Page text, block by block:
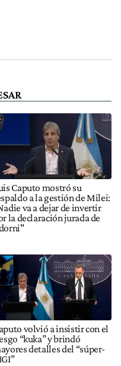
Caputo mostró su
a la gestión de Milei:
va a dejar de invertir
la declaración jurada de
volvió a insistir con el
“kuka” y brindó
detalles del “súper-